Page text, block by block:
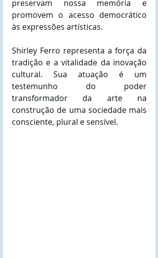
preservam nossa memória e
promovem o acesso democrático
às expressões artísticas.
Shirley Ferro representa a força da
tradição e a vitalidade da inovação
cultural. Sua atuação é um
testemunho do poder
transformador da arte na
construção de uma sociedade mais
consciente, plural e sensível.